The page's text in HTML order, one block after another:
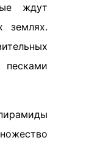
ждут
землях.